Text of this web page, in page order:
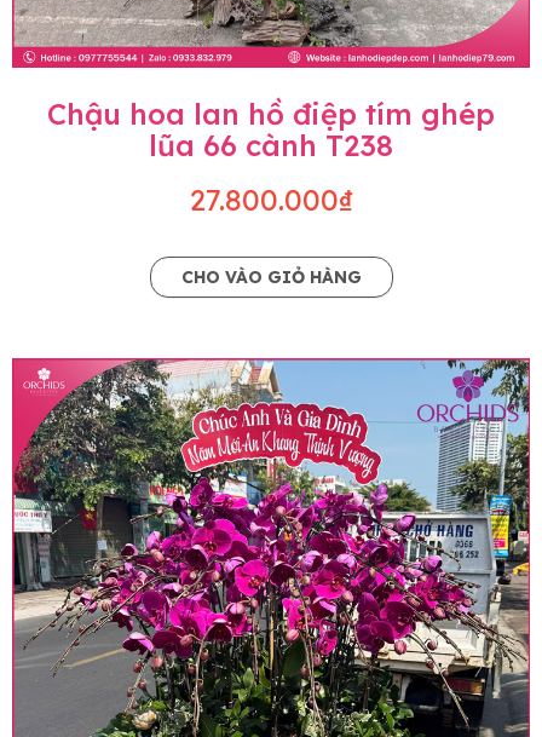
Chậu hoa lan hồ điệp tím ghép
lũa 66 cành T238
27.800.000₫
CHO VÀO GIỎ HÀNG